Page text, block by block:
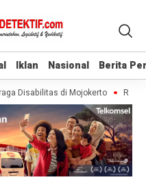
Iklan Nasional Berita
Iklan Nasional Berita
Disabilitas di Mojokerto